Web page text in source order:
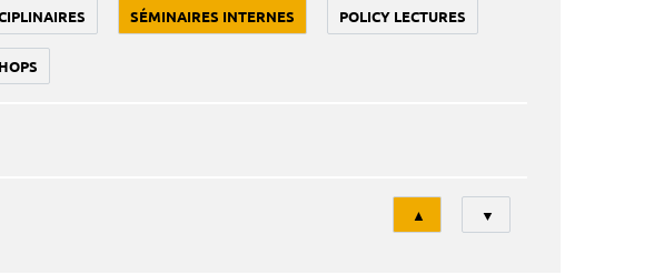
SÉMINAIRES INTERNES POLICY LECTURES
Tri
▲ ▼